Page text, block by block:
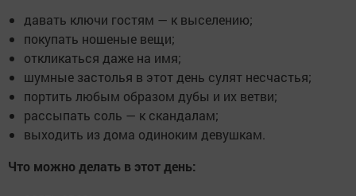
давать ключи гостям — к выселению;
покупать ношеные вещи;
откликаться даже на имя;
шумные застолья в этот день сулят несчастья;
портить любым образом дубы и их ветви;
рассыпать соль — к скандалам;
выходить из дома одиноким девушкам.
Что можно делать в этот день: